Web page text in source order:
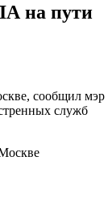
на пути
сообщил мэр
служб